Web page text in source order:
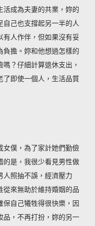
活成為夫妻的共業，妳的
己也支撐起另一半的人
有人作伴，但如果沒有妥
負擔。妳和他想過怎樣的
？仔細計算退休支出，
了即使一個人，生活品質
女僕，為了家計她們勤儉
的是，我很少看見男性做
人照抽不誤，經濟壓力
從來無助於維持婚姻的品
保自己犧牲得很快樂，因
品，不再打扮，妳的另一